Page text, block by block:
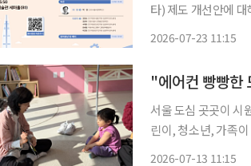
타) 제도 개선안에
2026-07-23 11:15
서울 도심 곳곳이 시
린이, 청소년, 가족
2026-07-13 11:15